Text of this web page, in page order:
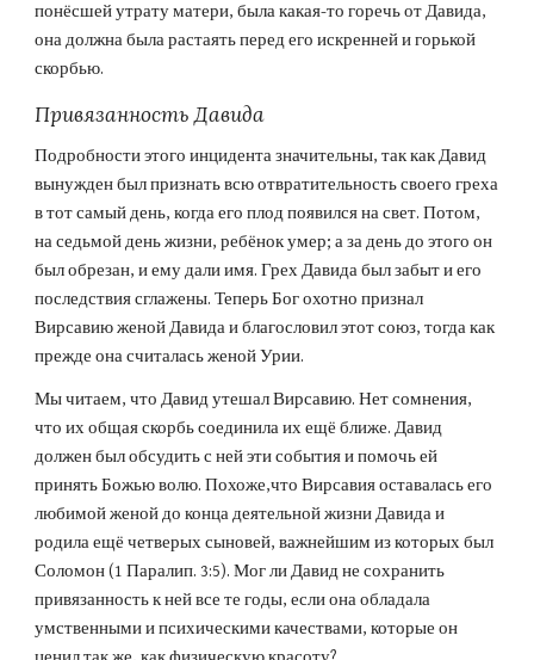
понёсшей утрату матери, была какая-то горечь от Давида,
она должна была растаять перед его искренней и горькой
скорбью.
Привязанность Давида
Подробности этого инцидента значительны, так как Давид
вынужден был признать всю отвратительность своего греха
в тот самый день, когда его плод появился на свет. Потом,
на седьмой день жизни, ребёнок умер; а за день до этого он
был обрезан, и ему дали имя. Грех Давида был забыт и его
последствия сглажены. Теперь Бог охотно признал
Вирсавию женой Давида и благословил этот союз, тогда как
прежде она считалась женой Урии.
Мы читаем, что Давид утешал Вирсавию. Нет сомнения,
что их общая скорбь соединила их ещё ближе. Давид
должен был обсудить с ней эти события и помочь ей
принять Божью волю. Похоже,что Вирсавия оставалась его
любимой женой до конца деятельной жизни Давида и
родила ещё четверых сыновей, важнейшим из которых был
Соломон (1 Паралип. 3:5). Мог ли Давид не сохранить
привязанность к ней все те годы, если она обладала
умственными и психическими качествами, которые он